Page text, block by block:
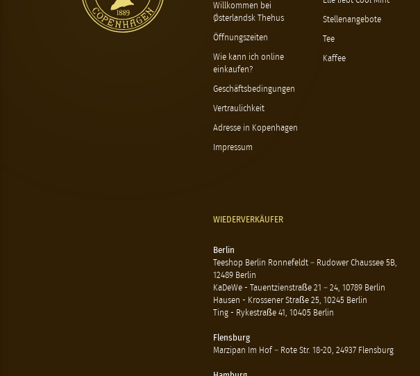
Willkommen bei
Østerlandsk Thehus
Öffnungszeiten
Wie kann ich online
einkaufen?
Geschäftsbedingungen
Vertraulichkeit
Adresse in Kopenhagen
Impressum
Stellenangebote
Tee
Kaffee
WIEDERVERKÄUFER
Berlin
Teeshop Berlin Ronnefeldt – Rudower Chaussee 5B,
12489 Berlin
KaDeWe - Tauentzienstraße 21 – 24, 10789 Berlin
Hausen - Krossener Straße 25, 10245 Berlin
Ting - Rykestraße 41, 10405 Berlin
Flensburg
Marzipan Im Hof – Rote Str. 18-20, 24937 Flensburg